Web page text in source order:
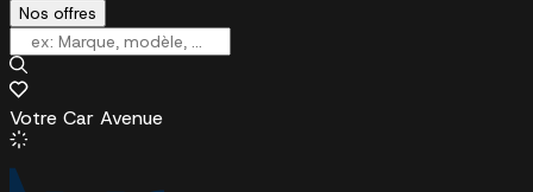
Nos offres
Votre Car Avenue